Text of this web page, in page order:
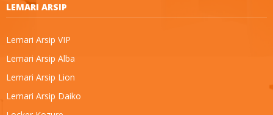
LEMARI ARSIP
Lemari Arsip VIP
Lemari Arsip Alba
Lemari Arsip Lion
Lemari Arsip Daiko